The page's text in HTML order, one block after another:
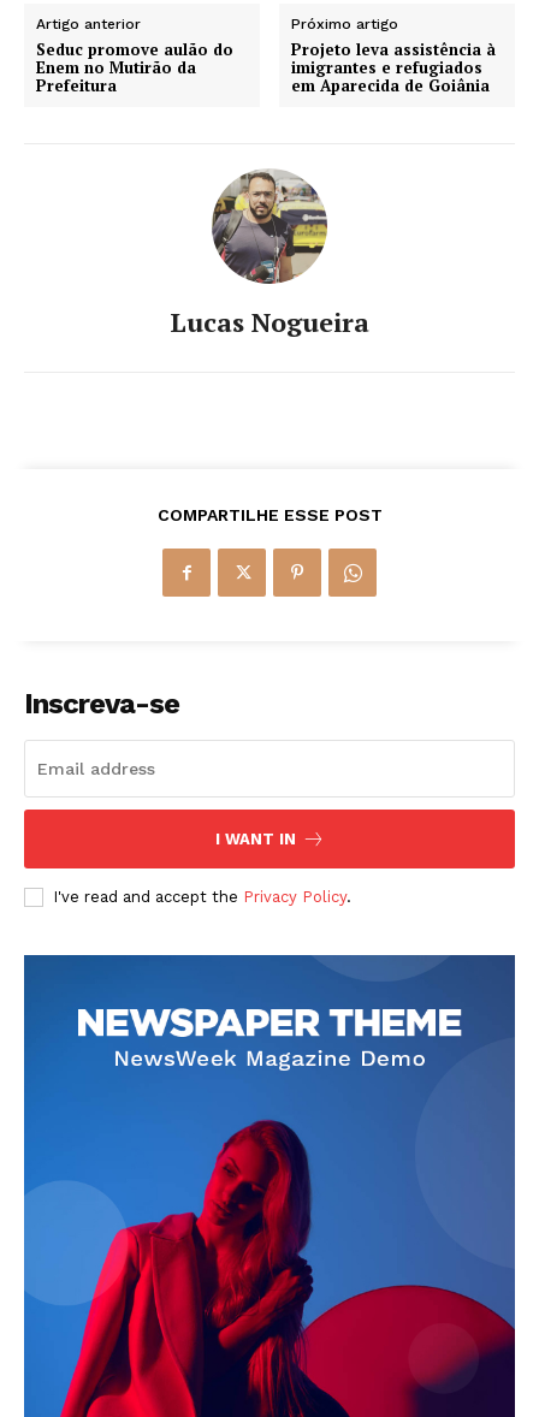
Artigo anterior
Seduc promove aulão do
Enem no Mutirão da
Prefeitura
Próximo artigo
Projeto leva assistência à
imigrantes e refugiados
em Aparecida de Goiânia
Lucas Nogueira
COMPARTILHE ESSE POST
Inscreva-se
I WANT IN
I've read and accept the Privacy Policy.